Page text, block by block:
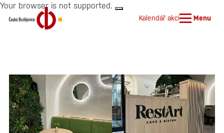
Your browser is not supported.
Kalendář akcí Menu